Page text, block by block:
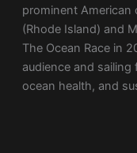
prominent American
(Rhode Island) and
The Ocean Race in
audience and
ocean health, and